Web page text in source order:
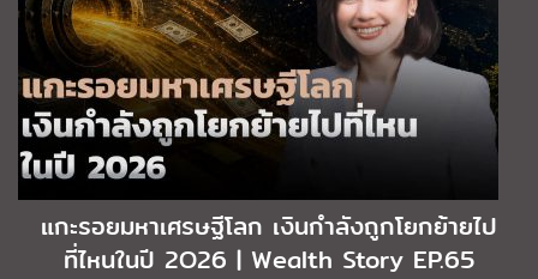
แกะรอยมหาเศรษฐีโลก เงินกำลังถูกโยกย้ายไป
ที่ไหนในปี 2O26 | Wealth Story EP.65